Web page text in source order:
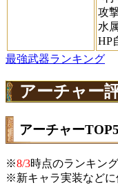
攻
水
HP
最強武器ランキング
アーチャー
アーチャーTOP5
※8/3時点のランキング
※新キャラ実装などに